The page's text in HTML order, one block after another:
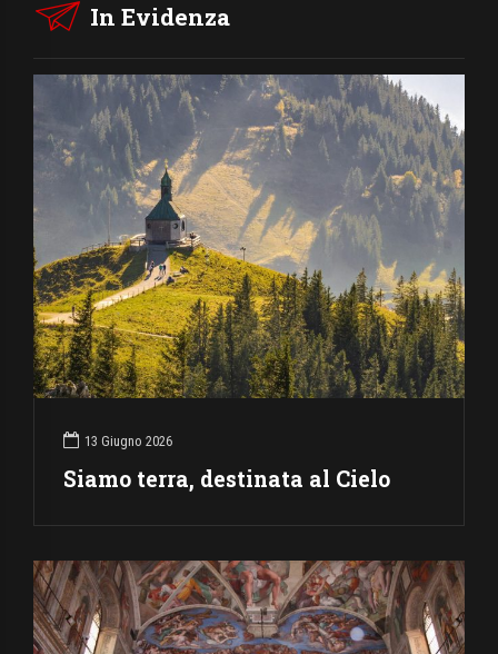
In Evidenza
13 Giugno 2026
Siamo terra, destinata al Cielo